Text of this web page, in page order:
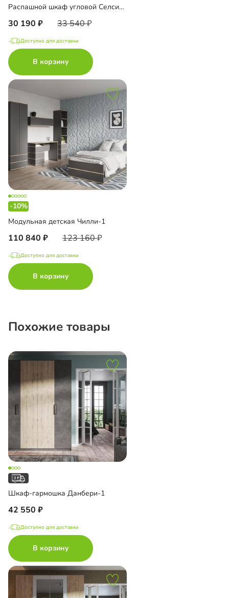
Распашной шкаф угловой Селси-900
30 190 33 540
Доступно для доставки
В корзину
-10%
Модульная детская Чилли-1
110 840 123 160
Доступно для доставки
В корзину
Похожие товары
Шкаф-гармошка Данбери-1
42 550
Доступно для доставки
В корзину